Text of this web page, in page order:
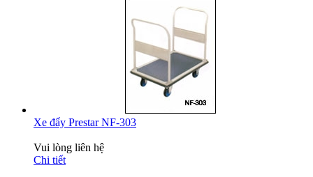
Xe đẩy Prestar NF-303
Vui lòng liên hệ
Chi tiết